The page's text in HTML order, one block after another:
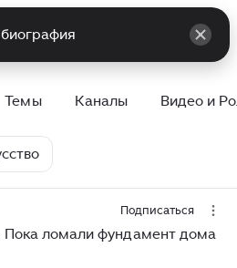
Темы Каналы Видео и
Подписаться
Пока ломали фундамент дома